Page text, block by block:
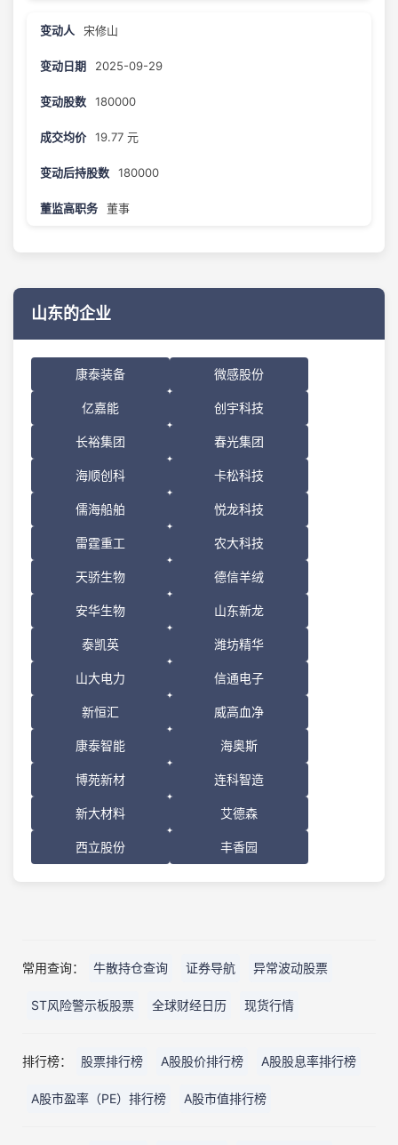
宋修山
2025-09-29
180000
19.77 元
180000
董事
山东的企业
康泰装备 微感股份
亿嘉能 创宇科技
长裕集团 春光集团
海顺创科 卡松科技
儒海船舶 悦龙科技
雷霆重工 农大科技
天骄生物 德信羊绒
安华生物 山东新龙
泰凯英 潍坊精华
山大电力 信通电子
新恒汇 威高血净
康泰智能 海奥斯
博苑新材 连科智造
新大材料 艾德森
西立股份 丰香园
常用查询： 牛散持仓查询 证券导航 异常波动股票
ST风险警示板股票 全球财经日历 现货行情
排行榜： 股票排行榜 A股股价排行榜 A股股息率排行榜
A股市盈率（PE）排行榜 A股市值排行榜